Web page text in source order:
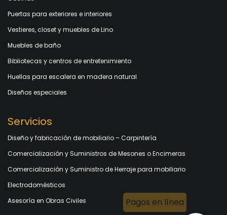
Puertas para exteriores e interiores
Vestieres, closet y muebles de Lino
Muebles de baño
Bibliotecas y centros de entretenimiento
Huellas para escalera en madera natural
Diseños especiales
Servicios
Diseño y fabricación de mobiliario – Carpintería
Comercialización y Suministros de Mesones o Encimeras
Comercialización y Suministro de Herraje para mobiliario
Electrodomésticos
Asesoría en Obras Civiles